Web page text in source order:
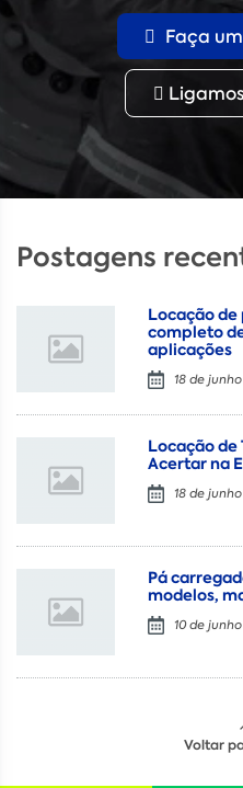
Faça
Postagens
Locação
completo
aplicações
18 de
Locação de
Acertar na
18 de
Pá
modelos,
10 de
Voltar